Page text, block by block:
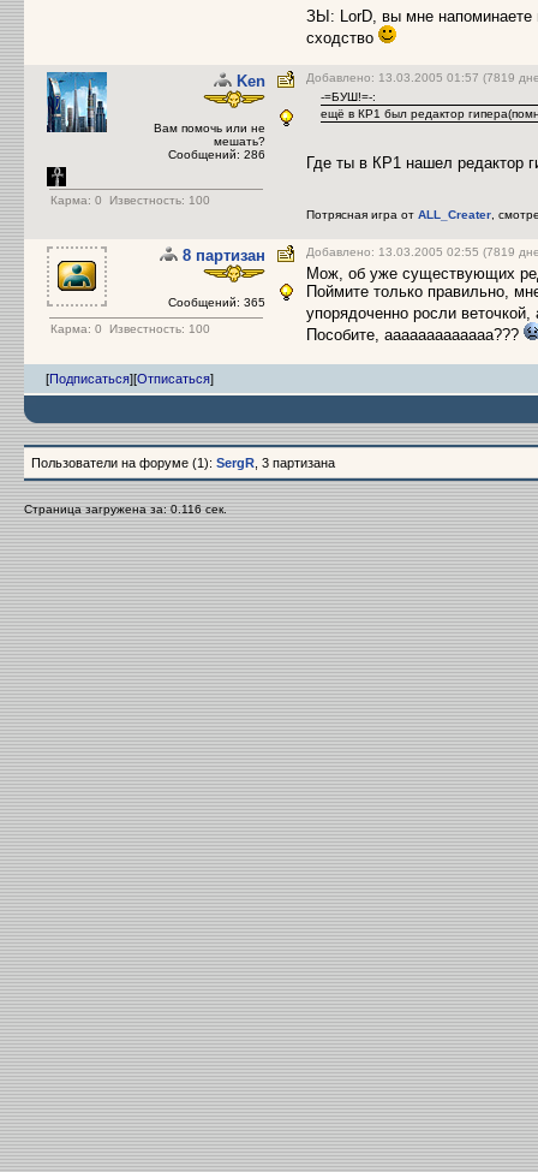
ЗЫ: LorD, вы мне
сходство
Ken
Вам помочь или не
мешать?
Сообщений: 286
Карма: 0 Известность: 100
Добавлено: 13.03.2005 01:57 (7819
-=БУШ!=-:
ещё в КР1 был редактор
Где ты в КР1 нашел редактор
Потрясная игра от ALL_Creater ,
8 партизан
Сообщений: 365
Карма: 0 Известность: 100
Добавлено: 13.03.2005 02:55 (7819
Мож, об уже существующих
Поймите только правильно,
упорядоченно росли
Пособите, ааааааааааааа???
[Подписаться][Отписаться]
Пользователи на форуме (1): SergR , 3 партизана
Страница загружена за: 0.116 сек.